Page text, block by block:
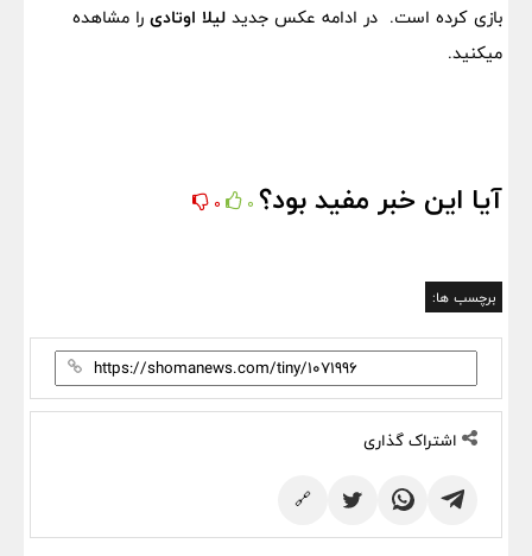
بازی کرده است. در ادامه عکس جدید لیلا اوتادی را مشاهده
میکنید.
آیا این خبر مفید بود؟ 0
0
برچسب ها:
اشتراک گذاری
🔗